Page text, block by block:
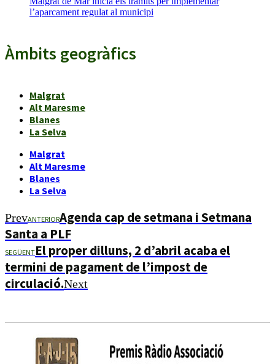
l’aparcament regulat al municipi
Àmbits geogràfics
Malgrat
Alt Maresme
Blanes
La Selva
Malgrat
Alt Maresme
Blanes
La Selva
PrevANTERIORAgenda cap de setmana i Setmana
Santa a PLF
SEGÜENTEl proper dilluns, 2 d’abril acaba el
termini de pagament de l’impost de
circulació.Next